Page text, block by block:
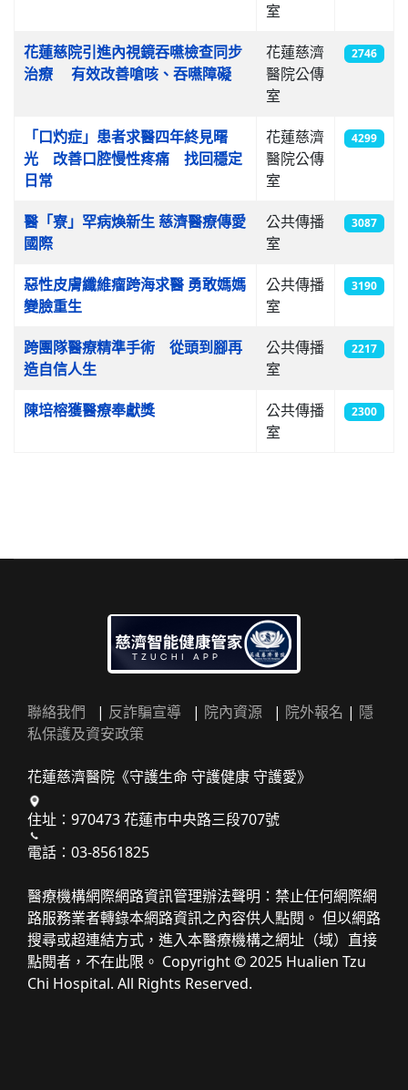
室
花蓮慈院引進內視鏡吞嚥檢查同步
治療 有效改善嗆咳、吞嚥障礙
花蓮慈濟
醫院公傳
室
2746
「口灼症」患者求醫四年終見曙
光 改善口腔慢性疼痛 找回穩定
日常
花蓮慈濟
醫院公傳
室
4299
醫「寮」罕病煥新生 慈濟醫療傳愛
國際
公共傳播
室
3087
惡性皮膚纖維瘤跨海求醫 勇敢媽媽
變臉重生
公共傳播
室
3190
跨團隊醫療精準手術 從頭到腳再
造自信人生
公共傳播
室
2217
陳培榕獲醫療奉獻獎
公共傳播
室
2300
聯絡我們 | 反詐騙宣導 | 院內資源 | 院外報名 | 隱
私保護及資安政策
花蓮慈濟醫院《守護生命 守護健康 守護愛》
住址：970473 花蓮市中央路三段707號
電話：03-8561825
醫療機構網際網路資訊管理辦法聲明：禁止任何網際網
路服務業者轉錄本網路資訊之內容供人點閱。 但以網路
搜尋或超連結方式，進入本醫療機構之網址（域）直接
點閱者，不在此限。 Copyright © 2025 Hualien Tzu
Chi Hospital. All Rights Reserved.